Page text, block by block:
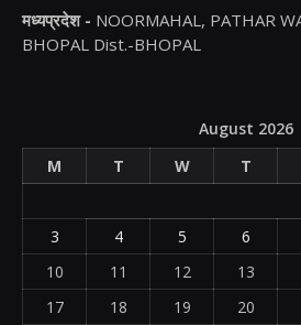
मध्यप्रदेश - NOORMAHAL, PATHAR
BHOPAL Dist.-BHOPAL
August 2026
M
T W T
3
4 5 6
10
11 12 13
17
18 19 20